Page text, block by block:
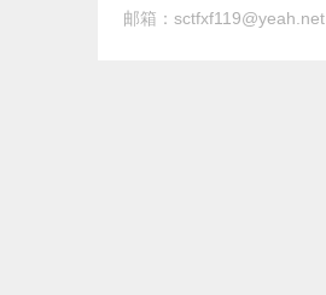
邮箱：sctfxf119@yeah.net